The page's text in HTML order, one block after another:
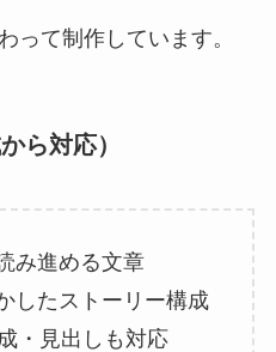
って制作しています。
ら対応）
み進める文章
したストーリー構成
・見出しも対応